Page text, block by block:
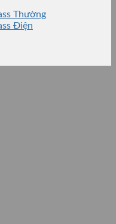
Thường
Điện